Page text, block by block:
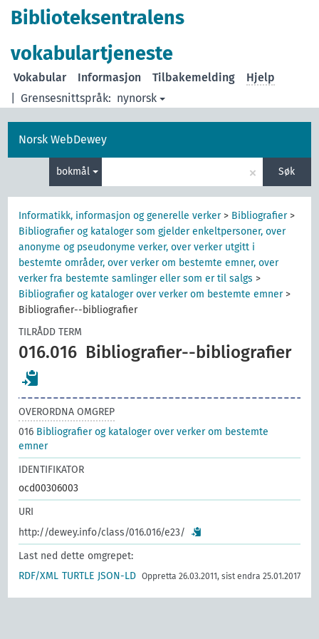
Biblioteksentralens
vokabulartjeneste
Grensesnittspråk: nynorsk
Vokabular Informasjon Tilbakemelding Hjelp
Norsk WebDewey
bokmål × Søk
Informatikk, informasjon og generelle verker> Bibliografier>
Bibliografier og kataloger som gjelder enkeltpersoner, over
anonyme og pseudonyme verker, over verker utgitt i
bestemte områder, over verker om bestemte emner, over
verker fra bestemte samlinger eller som er til salgs >
Bibliografier og kataloger over verker om bestemte emner>
Bibliografier--bibliografier
TILRÅDD TERM
016.016 Bibliografier--bibliografier
OVERORDNA OMGREP
016 Bibliografier og kataloger over verker om bestemte
emner
IDENTIFIKATOR
ocd00306003
URI
http://dewey.info/class/016.016/e23/
Last ned dette omgrepet:
RDF/XML TURTLE JSON-LD Oppretta 26.03.2011, sist endra 25.01.2017